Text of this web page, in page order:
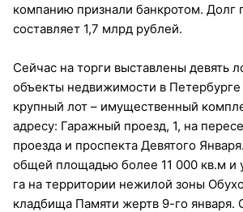
компанию признали банкротом. Долг
составляет 1,7 млрд рублей.
Сейчас на торги выставлены девять
объекты недвижимости в
крупный лот – имущественный
адресу: Гаражный проезд, 1, на
проезда и проспекта Девятого
общей площадью более 11 000 кв.м и
га на территории нежилой зоны
кладбища Памяти жертв 9-го января.